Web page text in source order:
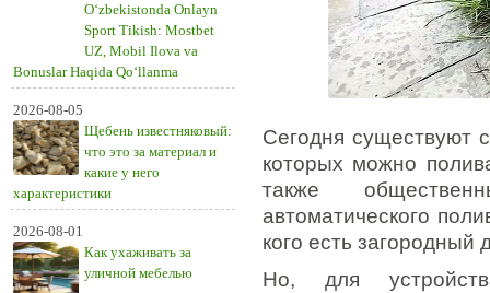
O‘zbekistonda Onlayn
Sport Tikish: Mostbet
UZ, Mobil Ilova va
Bonuslar Haqida Qo‘llanma
2026-08-05
Щебень известняковый:
что это за материал и
какие у него
характеристики
2026-08-01
Как ухаживать за
уличной мебелью
Сегодня существуют
которых можно
также
автоматического
кого есть загородный
Но, для